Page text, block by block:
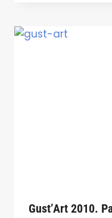
Gust’Art 2010.